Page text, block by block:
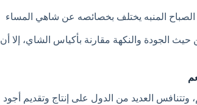
المنبه يختلف بخصائصه عن شاهي المساء
حيث الجودة والنكهة مقارنة بأكياس الشاي، إلا أن
العديد من الدول على إنتاج وتقديم أجود